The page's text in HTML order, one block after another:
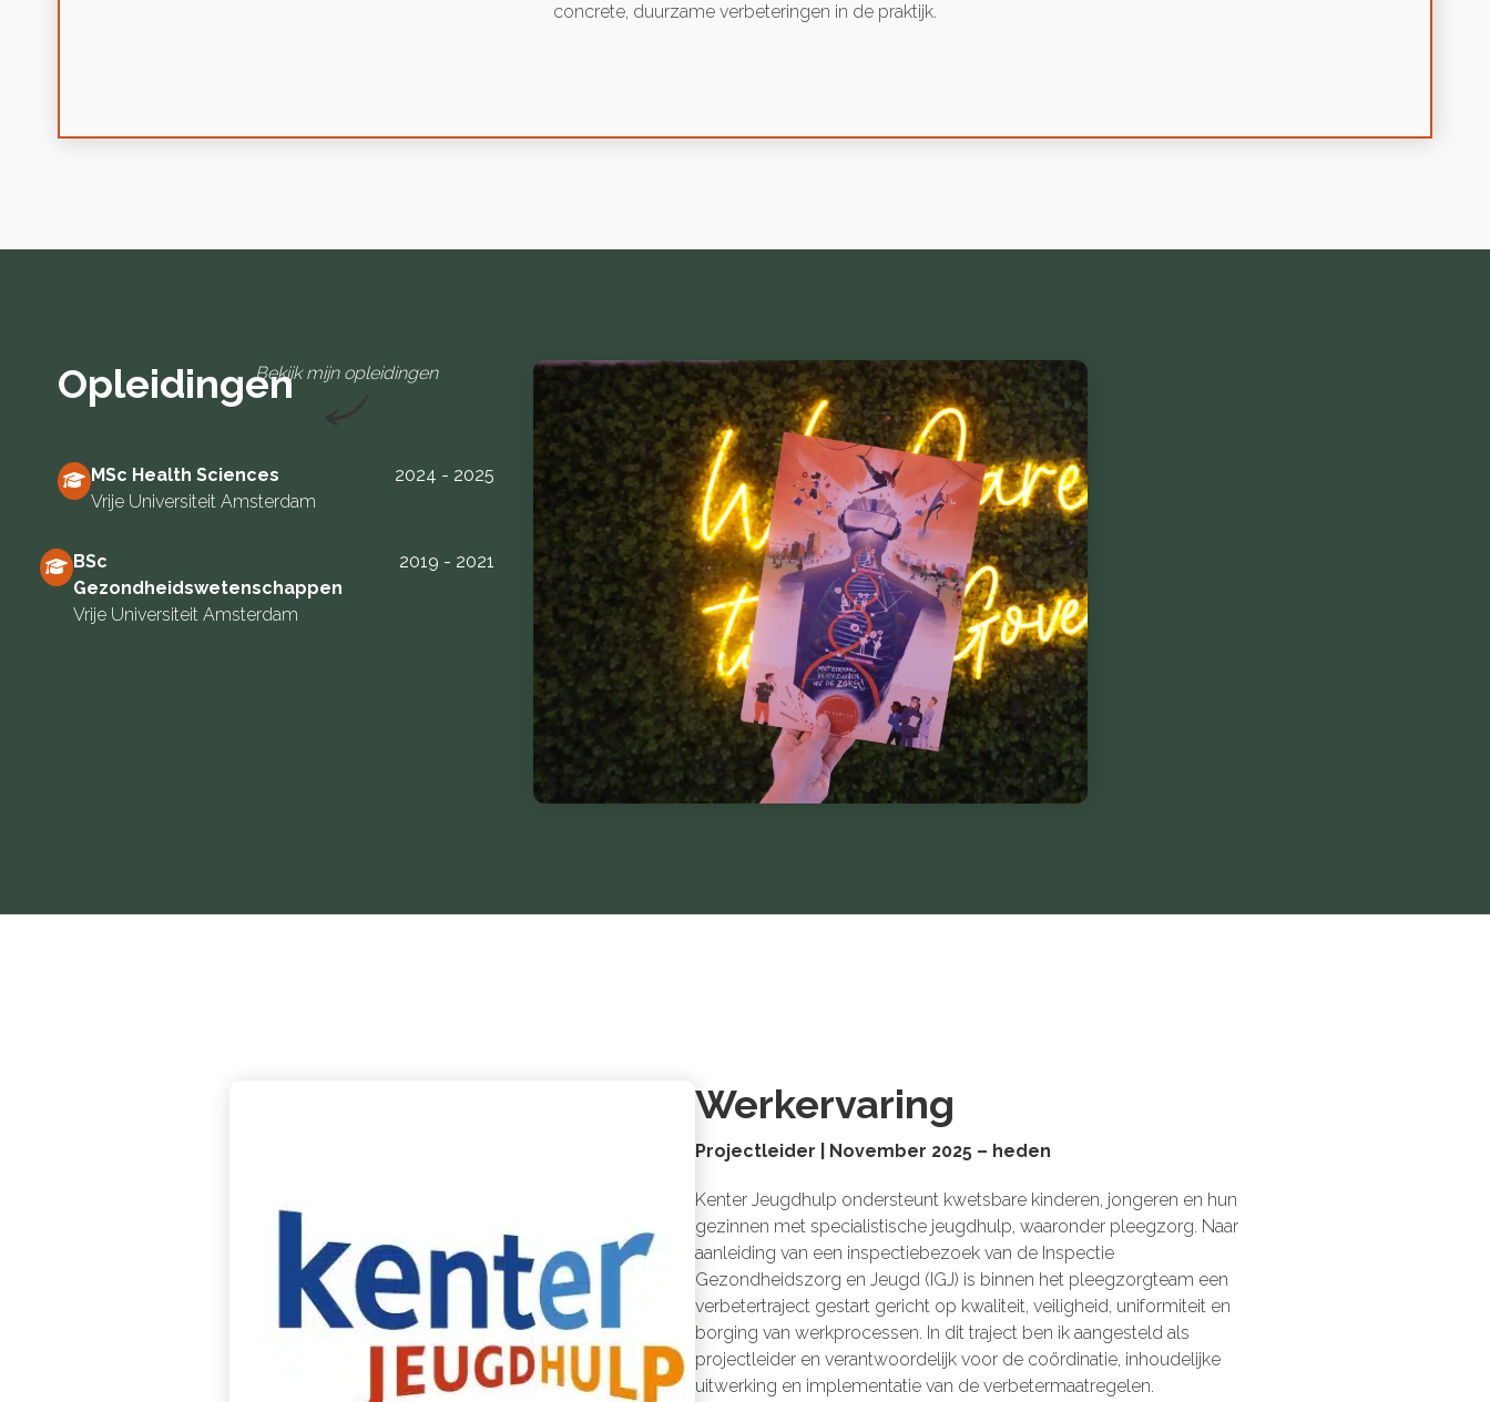
concrete, duurzame verbeteringen in de praktijk.
OpleidingenBekijk mijn opleidingen
MSc Health Sciences
Vrije Universiteit Amsterdam
2024 - 2025
BSc
Gezondheidswetenschappen
Vrije Universiteit Amsterdam
2019 - 2021
Werkervaring
Projectleider | November 2025 – heden
Kenter Jeugdhulp ondersteunt kwetsbare kinderen, jongeren en hun
gezinnen met specialistische jeugdhulp, waaronder pleegzorg. Naar
aanleiding van een inspectiebezoek van de Inspectie
Gezondheidszorg en Jeugd (IGJ) is binnen het pleegzorgteam een
verbetertraject gestart gericht op kwaliteit, veiligheid, uniformiteit en
borging van werkprocessen. In dit traject ben ik aangesteld als
projectleider en verantwoordelijk voor de coördinatie, inhoudelijke
uitwerking en implementatie van de verbetermaatregelen.